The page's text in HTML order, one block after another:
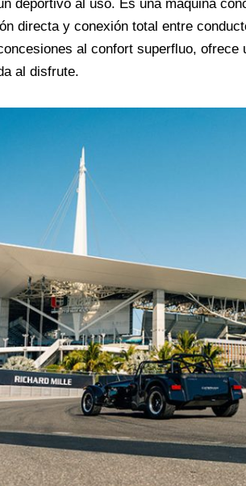
deportivo al uso. Es una máquina
directa y conexión total entre
al confort superfluo, ofrece
al disfrute.